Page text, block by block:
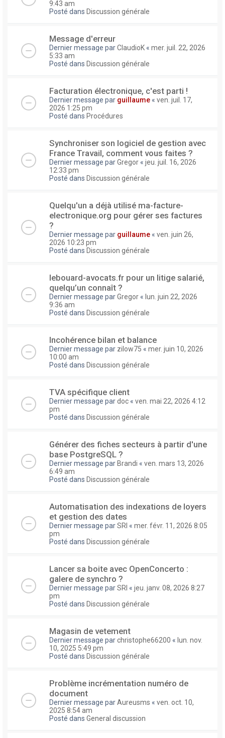
9:43 am
Posté dans Discussion générale
Message d'erreur
Dernier message parClaudioK « mer. juil. 22, 2026
5:33 am
Posté dans Discussion générale
Facturation électronique, c'est parti !
Dernier message par guillaume « ven. juil. 17,
2026 1:25 pm
Posté dans Procédures
Synchroniser son logiciel de gestion avec
France Travail, comment vous faites ?
Dernier message parGregor « jeu. juil. 16, 2026
12:33 pm
Posté dans Discussion générale
Quelqu'un a déjà utilisé ma-facture-
electronique.org pour gérer ses factures
?
Dernier message par guillaume « ven. juin 26,
2026 10:23 pm
Posté dans Discussion générale
lebouard-avocats.fr pour un litige salarié,
quelqu’un connaît ?
Dernier message parGregor « lun. juin 22, 2026
9:36 am
Posté dans Discussion générale
Incohérence bilan et balance
Dernier message par zilow75 « mer. juin 10, 2026
10:00 am
Posté dans Discussion générale
TVA spécifique client
Dernier message pardoc « ven. mai 22, 2026 4:12
pm
Posté dans Discussion générale
Générer des fiches secteurs à partir d'une
base PostgreSQL ?
Dernier message par Brandi « ven. mars 13, 2026
6:49 am
Posté dans Discussion générale
Automatisation des indexations de loyers
et gestion des dates
Dernier message parSRI « mer. févr. 11, 2026 8:05
pm
Posté dans Discussion générale
Lancer sa boite avec OpenConcerto :
galere de synchro ?
Dernier message parSRI « jeu. janv. 08, 2026 8:27
pm
Posté dans Discussion générale
Magasin de vetement
Dernier message parchristophe66200 « lun. nov.
10, 2025 5:49 pm
Posté dans Discussion générale
Problème incrémentation numéro de
document
Dernier message parAureusms « ven. oct. 10,
2025 8:54 am
Posté dans General discussion